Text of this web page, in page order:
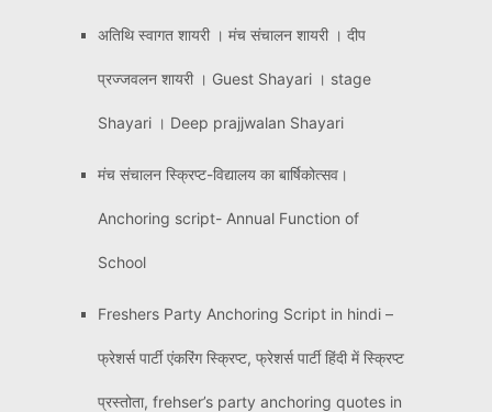
अतिथि स्वागत शायरी । मंच संचालन शायरी । दीप
प्रज्जवलन शायरी । Guest Shayari । stage
Shayari । Deep prajjwalan Shayari
मंच संचालन स्क्रिप्ट-विद्यालय का बार्षिकोत्सव।
Anchoring script- Annual Function of
School
Freshers Party Anchoring Script in hindi –
फ्रेशर्स पार्टी एंकरिंग स्क्रिप्ट, फ्रेशर्स पार्टी हिंदी में स्क्रिप्ट
प्रस्तोता, frehser’s party anchoring quotes in